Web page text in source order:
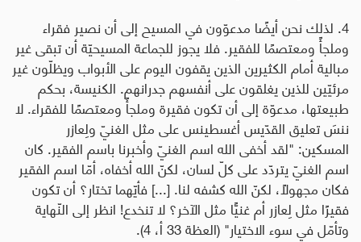
4. لذلك نحن أيضًا مدعوّون في المسيح إلى أن نصير فقراء
وملجأً ومعتصمًا للفقير. فلا يجوز للجماعة المسيحيّة أن تبقى غير
مبالية أمام الكثيرين الذين يقفون اليوم على الأبواب ويظلّون غير
مرئيّين للذين يغلقون على أنفسهم جدرانهم. الكنيسة، بحكم
طبيعتها، مدعوّة إلى أن تكون فقيرة وملجأً ومعتصمًا للفقراء. لا
ننسَ تعليق القدّيس أغسطينس على مثل الغنيّ ولِعازر
المسكين: "لقد أخفى الله اسم الغنيّ وأخبرنا باسم الفقير. كان
اسم الغنيّ يتردّد على كلّ لسان، لكنّ الله أخفاه، أمّا اسم الفقير
فكان مجهولًا، لكنّ الله كشفه لنا. [...] فأيّهما تختار؟ أن تكون
فقيرًا مثل لِعازر أم غنيًّا مثل الآخر؟ لا تنخدع! انظر إلى النّهاية
وتأمّل في سوء الاختيار" (العظة 33 أ، 4).